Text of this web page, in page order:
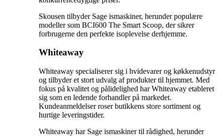
Skousen tilbyder Sage ismaskiner, herunder populære
modeller som BCI600 The Smart Scoop, der sikrer
forbrugerne den perfekte isoplevelse derhjemme.
Whiteaway
Whiteaway specialiserer sig i hvidevarer og køkkenudstyr
og tilbyder et stort udvalg af produkter til hjemmet. Med
fokus på kvalitet og pålidelighed har Whiteaway etableret
sig som en ledende forhandler på markedet.
Kundeanmeldelser roser butikkens store sortiment og
hurtige leveringstider.
Whiteaway har Sage ismaskiner til rådighed, herunder